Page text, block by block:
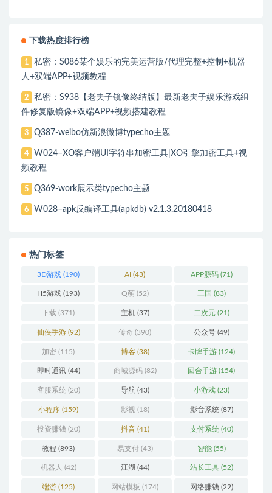
下载热度排行榜
1
私密：S086某个娱乐的完美运营版/代理完整+控制+机器
人+双端APP+视频教程
2
私密：S938【老夫子镜像终结版】最新老夫子娱乐游戏组
件修复版镜像+双端APP+视频搭建教程
3 Q387-weibo仿新浪微博typecho主题
4
W024–XO客户端UI字符串加密工具|XO引擎加密工具+视
频教程
5 Q369-work展示类typecho主题
6 W028–apk反编译工具(apkdb) v2.1.3.20180418
热门标签
3D游戏 (190) AI (43) APP源码(71)
H5游戏 (193) Q萌 (52) 三国 (83)
下载 (371) 主机(37) 二次元(21)
仙侠手游(92) 传奇 (390) 公众号(49)
加密 (115) 博客(38) 卡牌手游 (124)
即时通讯(44) 商城源码(82) 回合手游 (154)
客服系统 (20) 导航(43) 小游戏(23)
小程序 (159) 影视(18) 影音系统 (87)
投资赚钱 (20) 抖音(41) 支付系统 (40)
教程 (893) 易支付(43) 智能(55)
机器人 (42) 江湖 (44) 站长工具(52)
端游 (125) 网站模板 (174) 网络赚钱(22)